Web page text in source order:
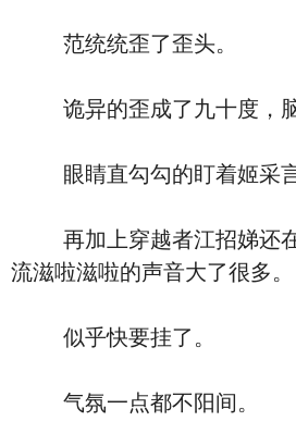
范统统歪了歪头。
诡异的歪成了九十度，脑
眼睛直勾勾的盯着姬采言
再加上穿越者江招娣还在
流滋啦滋啦的声音大了很多。
似乎快要挂了。
气氛一点都不阳间。